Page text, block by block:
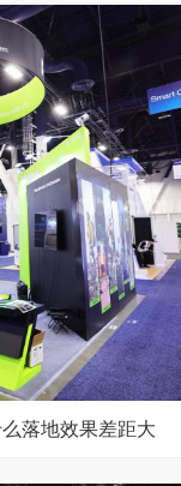
落地效果差距大